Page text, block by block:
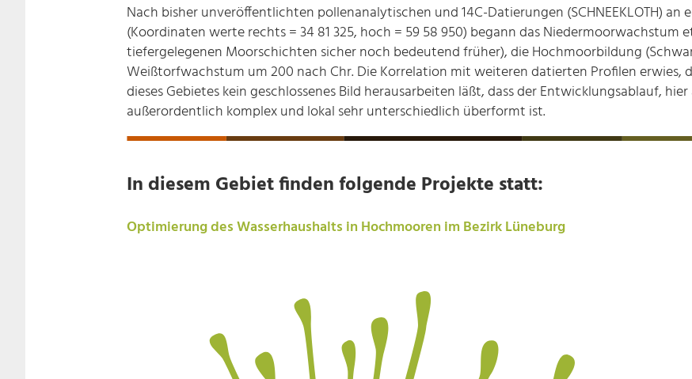
Nach bisher unveröffentlichten pollenanalytischen und 14C-Datierungen (SCHNEEKLOTH)
(Koordinaten­ werte rechts = 34 81 325, hoch = 59 58 950) begann das Niedermoorwachstum
tiefergelegenen Moorschichten sicher noch bedeutend früher), die Hochmoorbildung
Weißtorfwachstum um 200 nach Chr. Die Korrelation mit weiteren datierten Profilen erwies,
dieses Gebietes kein geschlossenes Bild herausarbeiten läßt, dass der Entwicklungsablauf,
außerordentlich komplex und lokal sehr unterschiedlich überformt ist.
In diesem Gebiet finden folgende Projekte statt:
Optimierung des Wasserhaushalts in Hochmooren im Bezirk Lüneburg